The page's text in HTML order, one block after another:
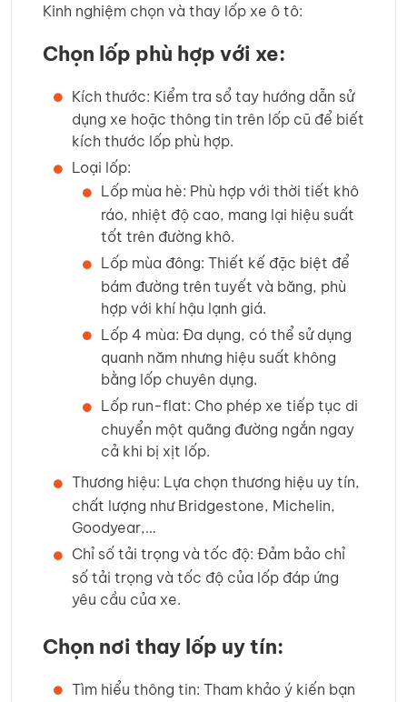
Kinh nghiệm chọn và thay lốp xe ô tô:
Chọn lốp phù hợp với xe:
Kích thước: Kiểm tra sổ tay hướng dẫn sử
dụng xe hoặc thông tin trên lốp cũ để biết
kích thước lốp phù hợp.
Loại lốp:
Lốp mùa hè: Phù hợp với thời tiết khô
ráo, nhiệt độ cao, mang lại hiệu suất
tốt trên đường khô.
Lốp mùa đông: Thiết kế đặc biệt để
bám đường trên tuyết và băng, phù
hợp với khí hậu lạnh giá.
Lốp 4 mùa: Đa dụng, có thể sử dụng
quanh năm nhưng hiệu suất không
bằng lốp chuyên dụng.
Lốp run-flat: Cho phép xe tiếp tục di
chuyển một quãng đường ngắn ngay
cả khi bị xịt lốp.
Thương hiệu: Lựa chọn thương hiệu uy tín,
chất lượng như Bridgestone, Michelin,
Goodyear,…
Chỉ số tải trọng và tốc độ: Đảm bảo chỉ
số tải trọng và tốc độ của lốp đáp ứng
yêu cầu của xe.
Chọn nơi thay lốp uy tín:
Tìm hiểu thông tin: Tham khảo ý kiến bạn